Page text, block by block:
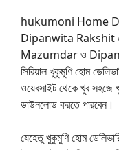
hukumoni Home
Dipanwita Rakshit
Mazumdar ও
সিরিয়াল খুকুমুণি হোম
ওয়েবসাইট থেকে খুব সহজে
ডাউনলোড করতে পারবেন।
যেহেতু খুকুমুণি হোম